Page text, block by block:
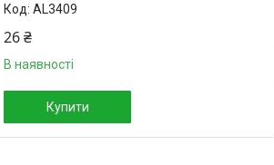
AL3409
26 ₴
В наявності
Купити